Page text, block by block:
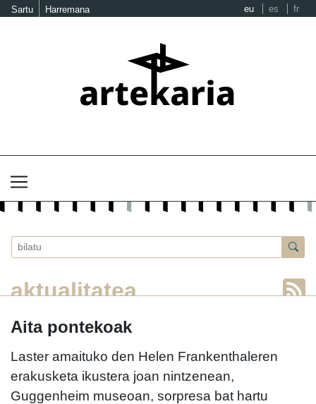
Sartu Harremana eu es fr
aktualitatea
Aita pontekoak
Laster amaituko den Helen Frankenthaleren
erakusketa ikustera joan nintzenean,
Guggenheim museoan, sorpresa bat hartu